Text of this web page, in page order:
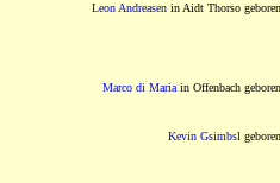
Leon Andreasen in Aidt Thorso geboren
Marco di Maria in Offenbach geboren
Kevin Gsimbsl geboren